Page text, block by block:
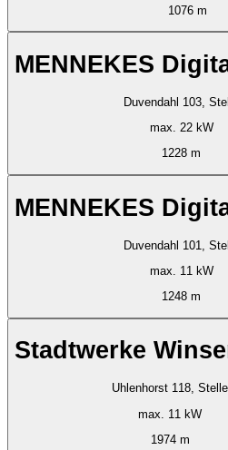
1076 m
MENNEKES
Duvendahl 103,
max. 22 kW
1228 m
MENNEKES
Duvendahl 101,
max. 11 kW
1248 m
Stadtwerke
Uhlenhorst 118, Stelle
max. 11 kW
1974 m